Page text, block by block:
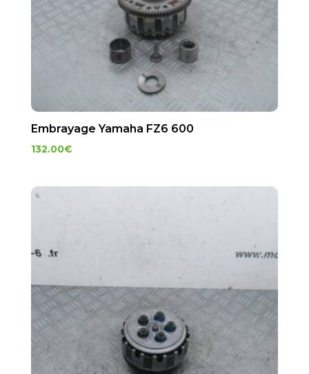
Embrayage Yamaha FZ6 600
132.00€